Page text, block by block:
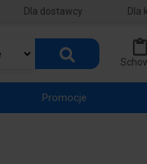
Dla dostawcy Dla
Promocje